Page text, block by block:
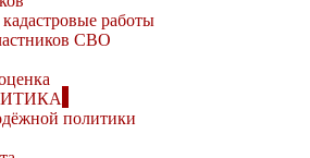
работы
СВО
политики